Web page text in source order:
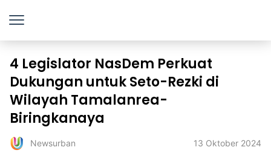
4 Legislator NasDem Perkuat
Dukungan untuk Seto-Rezki di
Wilayah Tamalanrea-
Biringkanaya
Newsurban 13 Oktober 2024